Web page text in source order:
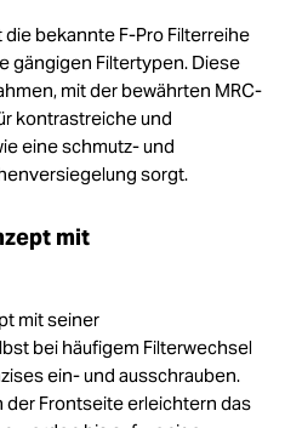
die bekannte F-Pro Filterreihe
gängigen Filtertypen. Diese
mit der bewährten MRC-
kontrastreiche und
eine schmutz- und
sorgt.
mit
mit seiner
bei häufigem Filterwechsel
ein- und ausschrauben.
der Frontseite erleichtern das